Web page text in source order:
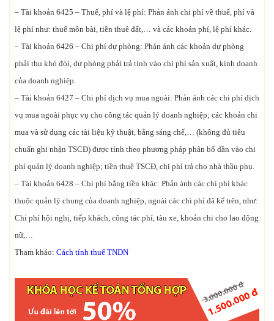
– Tài khoản 6425 – Thuế, phí và lệ phí: Phản ánh chi phí về thuế, phí và
lệ phí như: thuế môn bài, tiền thuê đất,… và các khoản phí, lệ phí khác.
– Tài khoản 6426 – Chi phí dự phòng: Phản ánh các khoản dự phòng
phải thu khó đòi, dự phòng phải trả tính vào chi phí sản xuất, kinh doanh
của doanh nghiệp.
– Tài khoản 6427 – Chi phí dịch vụ mua ngoài: Phản ánh các chi phí dịch
vụ mua ngoài phục vụ cho công tác quản lý doanh nghiệp; các khoản chi
mua và sử dụng các tài liệu kỹ thuật, bằng sáng chế,… (không đủ tiêu
chuẩn ghi nhận TSCĐ) được tính theo phương pháp phân bổ dần vào chi
phí quản lý doanh nghiệp; tiền thuê TSCĐ, chi phí trả cho nhà thầu phụ.
– Tài khoản 6428 – Chi phí bằng tiền khác: Phản ánh các chi phí khác
thuộc quản lý chung của doanh nghiệp, ngoài các chi phí đã kể trên, như:
Chi phí hội nghị, tiếp khách, công tác phí, tàu xe, khoản chi cho lao động
nữ,…
Tham khảo: Cách tính thuế TNDN